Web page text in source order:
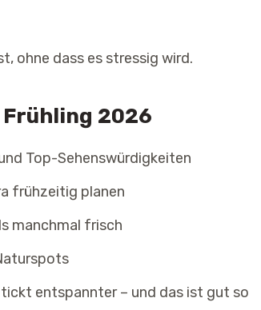
ohne dass es stressig wird.
2026
Top-Sehenswürdigkeiten
frühzeitig planen
manchmal frisch
tickt entspannter – und das ist gut so